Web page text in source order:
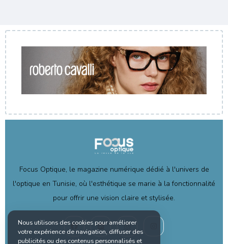
Focus Optique, le magazine numérique dédié à l'univers de
l'optique en Tunisie, où l'esthétique se marie à la fonctionnalité
pour offrir une vision claire et stylisée.
Nous utilisons des cookies pour améliorer
votre expérience de navigation, diffuser des
publicités ou des contenus personnalisés et